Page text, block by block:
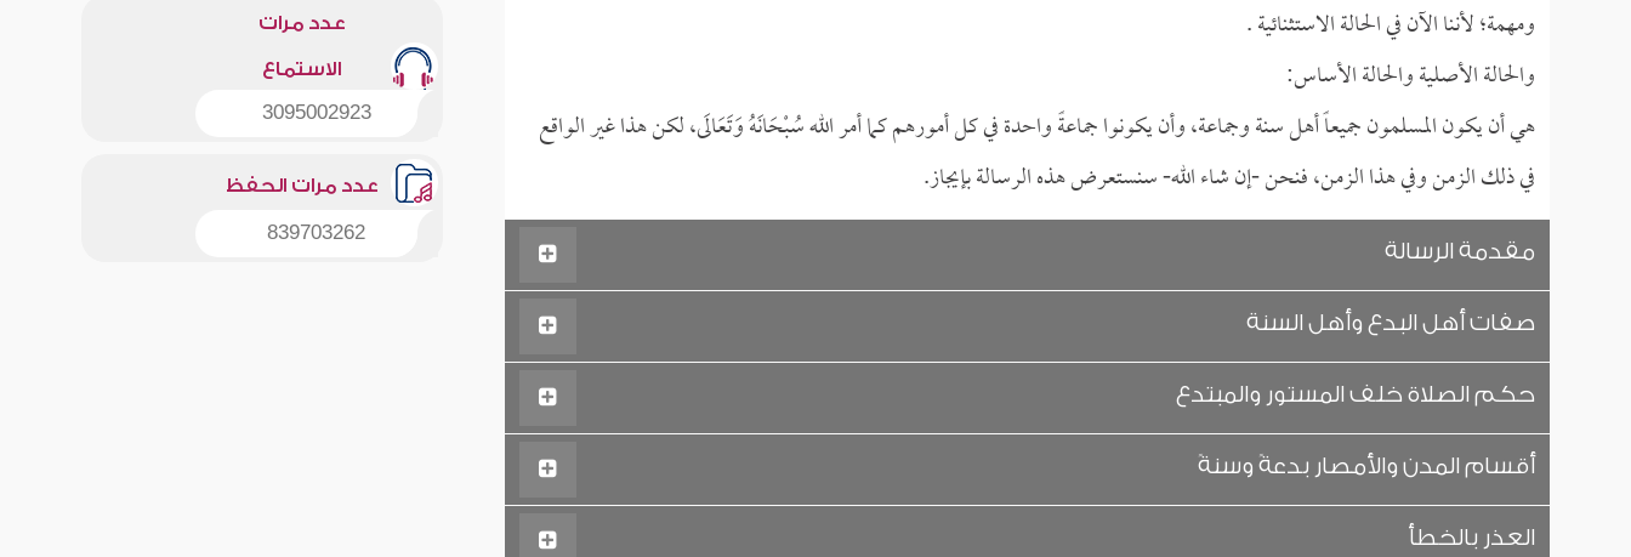
ومهمة؛ لأننا الآن في الحالة الاستثنائية .
والحالة الأصلية والحالة الأساس:
هي أن يكون المسلمون جميعاً أهل سنة وجماعة، وأن يكونوا جماعةً واحدة في كل أمورهم كما أمر الله سُبْحَانَهُ وَتَعَالَى، لكن هذا غير الواقع
في ذلك الزمن وفي هذا الزمن، فنحن -إن شاء الله- سنستعرض هذه الرسالة بإيجاز.
مقدمة الرسالة
صفات أهل البدع وأهل السنة
حكم الصلاة خلف المستور والمبتدع
أقسام المدن والأمصار بدعةً وسنةً
العذر بالخطأ
عدد مرات
الاستماع
3095002923
عدد مرات الحفظ
839703262